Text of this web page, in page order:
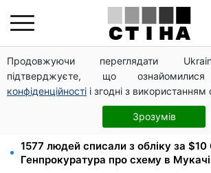
Продовжуючи переглядати
підтверджуєте, що
конфіденційності і згодні з
Зрозумів
Федоров звільнений і без
пропонує ексміністру мобілізацію
умовах
Звільнені з полону безплатно
посвідчення водія: умови від МВС
1577 людей списали з обліку за
Генпрокуратура про схему в